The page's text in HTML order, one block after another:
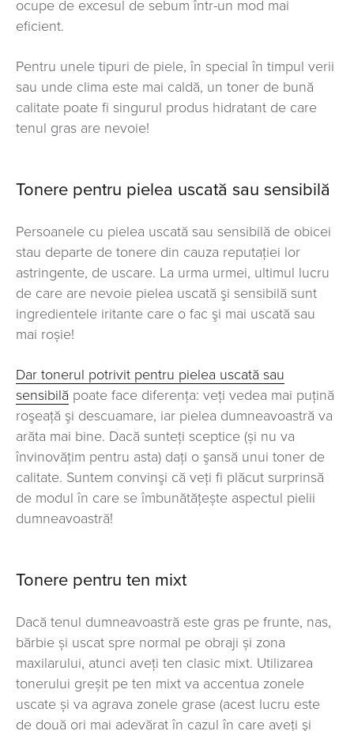
ocupe de excesul de sebum într-un mod mai
eficient.
Pentru unele tipuri de piele, în special în timpul verii
sau unde clima este mai caldă, un toner de bună
calitate poate fi singurul produs hidratant de care
tenul gras are nevoie!
Tonere pentru pielea uscată sau sensibilă
Persoanele cu pielea uscată sau sensibilă de obicei
stau departe de tonere din cauza reputaţiei lor
astringente, de uscare. La urma urmei, ultimul lucru
de care are nevoie pielea uscată şi sensibilă sunt
ingredientele iritante care o fac şi mai uscată sau
mai roșie!
Dar tonerul potrivit pentru pielea uscată sau
sensibilă poate face diferența: veți vedea mai puţină
roşeaţă şi descuamare, iar pielea dumneavoastră va
arăta mai bine. Dacă sunteţi sceptice (și nu va
învinovăţim pentru asta) daţi o şansă unui toner de
calitate. Suntem convinşi că veți fi plăcut surprinsă
de modul în care se îmbunătățește aspectul pielii
dumneavoastră!
Tonere pentru ten mixt
Dacă tenul dumneavoastră este gras pe frunte, nas,
bărbie și uscat spre normal pe obraji și zona
maxilarului, atunci aveți ten clasic mixt. Utilizarea
tonerului greșit pe ten mixt va accentua zonele
uscate și va agrava zonele grase (acest lucru este
de două ori mai adevărat în cazul în care aveţi şi